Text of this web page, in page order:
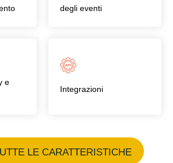
degli eventi
e
Integrazioni
LE CARATTERISTICHE